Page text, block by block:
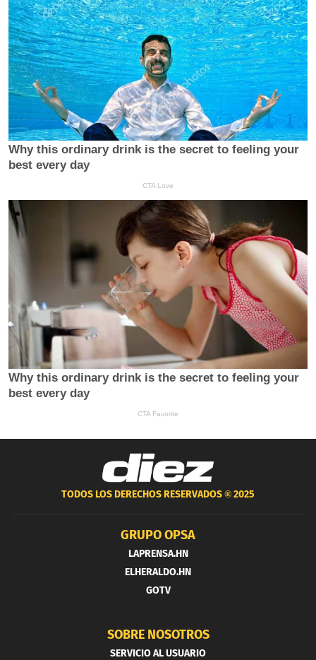
TODOS LOS DERECHOS RESERVADOS ®2025
GRUPO OPSA
LAPRENSA.HN
ELHERALDO.HN
GOTV
SOBRE NOSOTROS
SERVICIO AL USUARIO